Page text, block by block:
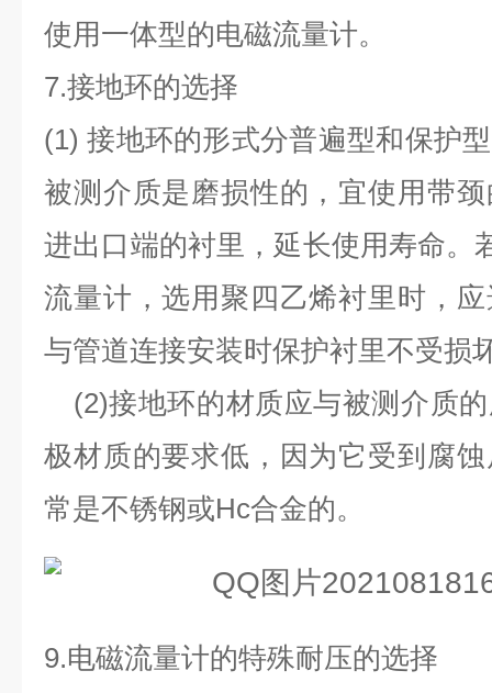
使用一体型的电磁流量计。
7.接地环的选择
(1)接地环的形式分普遍型和保护
被测介质是磨损性的，宜使用带
进出口端的衬里，延长使用寿命。
流量计，选用聚四乙烯衬里时，
与管道连接安装时保护衬里不受损
(2)接地环的材质应与被测介质
极材质的要求低，因为它受到腐
常是不锈钢或Hc合金的。
9.电磁流量计的特殊耐压的选择